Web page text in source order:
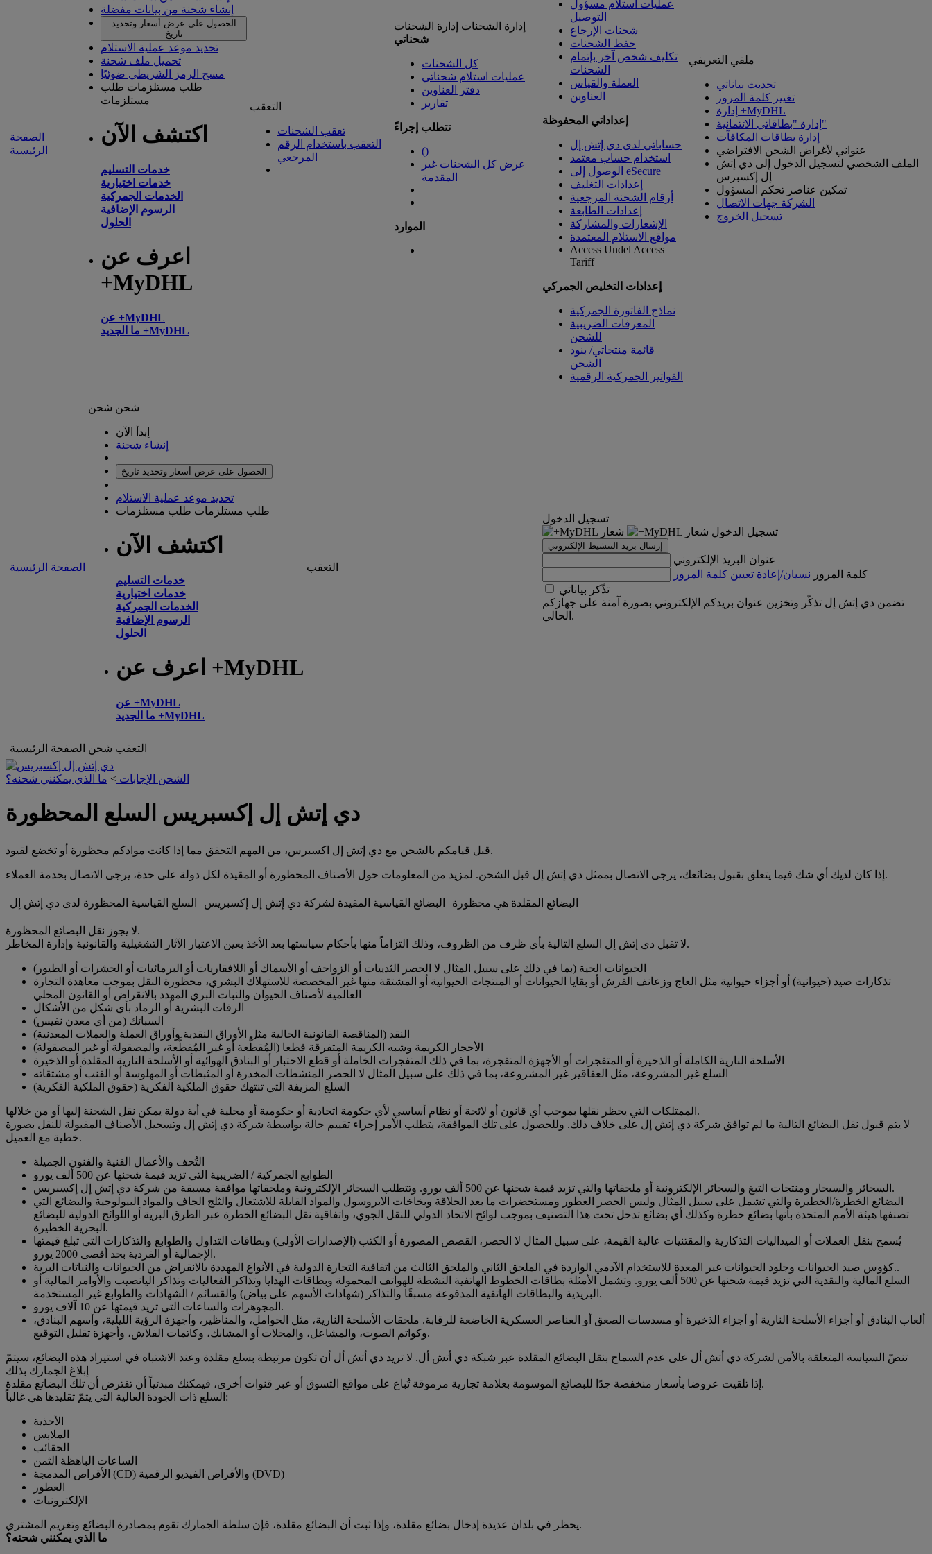
الصفحة
الرئيسية
إنشاء شحنة من بيانات مفضلة
الحصول على عرض أسعار وتحديد
تاريخ
تحديد موعد عملية الاستلام
تحميل ملف شحنة
مسح الرمز الشريطي ضوئيًا
طلب مستلزمات طلب
مستلزمات
اكتشف الآن
خدمات التسليم
خدمات اختيارية
الخدمات الجمركية
الرسوم الإضافية
الحلول
اعرف عن
+MyDHL
عن +MyDHL
ما الجديد +MyDHL
التعقب
تعقب الشحنات
التعقب باستخدام الرقم
المرجعي
إدارة الشحنات إدارة الشحنات
شحناتي
كل الشحنات
عمليات استلام شحناتي
دفتر العناوين
تقارير
تتطلب إجراءً
()
عرض كل الشحنات غير
المقدمة
الموارد
عمليات استلام مسؤول
التوصيل
شحنات الإرجاع
حفظ الشحنات
تكليف شخص آخر بإتمام
الشحنات
العملة والقياس
العناوين
إعداداتي المحفوظة
حساباتي لدى دي إتش إل
استخدام حساب معتمد
الوصول إلى eSecure
إعدادات التغليف
أرقام الشحنة المرجعية
إعدادات الطابعة
الإشعارات والمشاركة
مواقع الاستلام المعتمدة
Access Undel Access
Tariff
إعدادات التخليص الجمركي
نماذج الفاتورة الجمركية
المعرفات الضريبية
للشحن
قائمة منتجاتي/ بنود
الشحن
الفواتير الجمركية الرقمية
ملفي التعريفي
تحديث بياناتي
تغيير كلمة المرور
إدارة +MyDHL
إدارة "بطاقاتي الائتمانية"
إدارة بطاقات المكافآت
عنواني لأغراض الشحن الافتراضي
الملف الشخصي لتسجيل الدخول إلى دي إتش
إل إكسبرس
تمكين عناصر تحكم المسؤول
الشركة جهات الاتصال
تسجيل الخروج
الصفحة الرئيسية
شحن شحن
إبدأ الآن
إنشاء شحنة
الحصول على عرض أسعار وتحديد تاريخ
تحديد موعد عملية الاستلام
طلب مستلزمات طلب مستلزمات
اكتشف الآن
خدمات التسليم
خدمات اختيارية
الخدمات الجمركية
الرسوم الإضافية
الحلول
اعرف عن +MyDHL
عن +MyDHL
ما الجديد +MyDHL
التعقب
تسجيل الدخول
تسجيل الدخول
إرسال بريد التنشيط الإلكتروني
عنوان البريد الإلكتروني
كلمة المرور نسيان/إعادة تعيين كلمة المرور
تذّكر بياناتي
تضمن دي إتش إل تذكّر وتخزين عنوان بريدكم الإلكتروني بصورة آمنة على جهازكم
الحالي.
الصفحة الرئيسية شحن التعقب
الشحن الإجابات > ما الذي يمكنني شحنه؟
دي إتش إل إكسبريس السلع المحظورة
قبل قيامكم بالشحن مع دي إتش إل اكسبرس، من المهم التحقق مما إذا كانت موادكم محظورة أو تخضع لقيود.
إذا كان لديك أي شك فيما يتعلق بقبول بضائعك، يرجى الاتصال بممثل دي إتش إل قبل الشحن. لمزيد من المعلومات حول الأصناف المحظورة أو المقيدة لكل دولة على حدة، يرجى الاتصال بخدمة العملاء.
السلع القياسية المحظورة لدى دي إتش إل البضائع القياسية المقيدة لشركة دي إتش إل إكسبريس البضائع المقلدة هي محظورة
لا يجوز نقل البضائع المحظورة.
لا تقبل دي إتش إل السلع التالية بأي ظرف من الظروف، وذلك التزاماً منها بأحكام سياستها بعد الأخذ بعين الاعتبار الآثار التشغيلية والقانونية وإدارة المخاطر.
الحيوانات الحية (بما في ذلك على سبيل المثال لا الحصر الثدييات أو الزواحف أو الأسماك أو اللافقاريات أو البرمائيات أو الحشرات أو الطيور)
تذكارات صيد (حيوانية) أو أجزاء حيوانية مثل العاج وزعانف القرش أو بقايا الحيوانات أو المنتجات الحيوانية أو المشتقة منها غير المخصصة للاستهلاك البشري، محظورة النقل بموجب معاهدة التجارة
العالمية لأصناف الحيوان والنبات البري المهدد بالانقراض أو القانون المحلي
الرفات البشرية أو الرماد بأي شكل من الأشكال
السبائك (من أي معدن نفيس)
النقد (المناقصة القانونية الحالية مثل الأوراق النقدية وأوراق العملة والعملات المعدنية)
الأحجار الكريمة وشبه الكريمة المتفرقة قطعا (المُقطَّعة أو غير المُقطَّعة، والمصقولة أو غير المصقولة)
الأسلحة النارية الكاملة أو الذخيرة أو المتفجرات أو الأجهزة المتفجرة، بما في ذلك المتفجرات الخاملة أو قطع الاختبار أو البنادق الهوائية أو الأسلحة النارية المقلدة أو الذخيرة
السلع غير المشروعة، مثل العقاقير غير المشروعة، بما في ذلك على سبيل المثال لا الحصر المنشطات المخدرة أو المثبطات أو المهلوسة أو القنب أو مشتقاته
السلع المزيفة التي تنتهك حقوق الملكية الفكرية (حقوق الملكية الفكرية)
الممتلكات التي يحظر نقلها بموجب أي قانون أو لائحة أو نظام أساسي لأي حكومة اتحادية أو حكومية أو محلية في أية دولة يمكن نقل الشحنة إليها أو من خلالها.
لا يتم قبول نقل البضائع التالية ما لم توافق شركة دي إتش إل على خلاف ذلك. وللحصول على تلك الموافقة، يتطلب الأمر إجراء تقييم حالة بواسطة شركة دي إتش إل وتسجيل الأصناف المقبولة للنقل بصورة
خطية مع العميل.
التُحف والأعمال الفنية والفنون الجميلة
الطوابع الجمركية / الضريبية التي تزيد قيمة شحنها عن 500 ألف يورو
السجائر والسيجار ومنتجات التبغ والسجائر الإلكترونية أو ملحقاتها والتي تزيد قيمة شحنها عن 500 ألف يورو. وتتطلب السجائر الإلكترونية وملحقاتها موافقة مسبقة من شركة دي إتش إل إكسبريس.
البضائع الخطرة/الخطيرة والتي تشمل على سبيل المثال وليس الحصر العطور ومستحضرات ما بعد الحلاقة وبخاخات الايروسول والمواد القابلة للاشتعال والثلج الجاف والمواد البيولوجية والبضائع التي
تصنفها هيئة الأمم المتحدة بأنها بضائع خطرة وكذلك أي بضائع تدخل تحت هذا التصنيف بموجب لوائح الاتحاد الدولي للنقل الجوي، واتفاقية نقل البضائع الخطرة عبر الطرق البرية أو اللوائح الدولية للبضائع
البحرية الخطيرة.
يُسمح بنقل العملات أو الميداليات التذكارية والمقتنيات عالية القيمة، على سبيل المثال لا الحصر، القصص المصورة أو الكتب (الإصدارات الأولى) وبطاقات التداول والطوابع والتذكارات التي تبلغ قيمتها
الإجمالية أو الفردية بحد أقصى 2000 يورو.
كؤوس صيد الحيوانات وجلود الحيوانات غير المعدة للاستخدام الآدمي الواردة في الملحق الثاني والملحق الثالث من اتفاقية التجارة الدولية في الأنواع المهددة بالانقراض من الحيوانات والنباتات البرية..
السلع المالية والنقدية التي تزيد قيمة شحنها عن 500 ألف يورو. وتشمل الأمثلة بطاقات الخطوط الهاتفية النشطة للهواتف المحمولة وبطاقات الهدايا وتذاكر الفعاليات وتذاكر اليانصيب والأوامر المالية أو
البريدية والبطاقات الهاتفية المدفوعة مسبقًا والتذاكر (شهادات الأسهم على بياض) والقسائم / الشهادات والطوابع غير المستخدمة.
المجوهرات والساعات التي تزيد قيمتها عن 10 آلاف يورو.
ألعاب البنادق أو أجزاء الأسلحة النارية أو أجزاء الذخيرة أو مسدسات الصعق أو العناصر العسكرية الخاضعة للرقابة. ملحقات الأسلحة النارية، مثل الحوامل، والمناظير، وأجهزة الرؤية الليلية، وأسهم البنادق،
وكواتم الصوت، والمشاعل، والمجلات أو المشابك، وكاتمات الفلاش، وأجهزة تقليل التوقيع.
تنصّ السياسة المتعلقة بالأمن لشركة دي أتش أل على عدم السماح بنقل البضائع المقلدة عبر شبكة دي أتش أل. لا تريد دي أتش أل أن تكون مرتبطة بسلع مقلدة وعند الاشتباه في استيراد هذه البضائع، سيتمّ
إبلاغ الجمارك بذلك
إذا تلقيت عروضا بأسعار منخفضة جدًا للبضائع الموسومة بعلامة تجارية مرموقة تُباع على مواقع التسوق أو عبر قنوات أخرى، فيمكنك مبدئياً أن تفترض أن تلك البضائع مقلدة.
السلع ذات الجودة العالية التي يتمّ تقليدها هي غالباً:
الأحذية
الملابس
الحقائب
الساعات الباهظة الثمن
الأقراص المدمجة (CD) والأقراص الفيديو الرقمية (DVD)
العطور
الإلكترونيات
يحظر في بلدان عديدة إدخال بضائع مقلدة، وإذا ثبت أن البضائع مقلدة، فإن سلطة الجمارك تقوم بمصادرة البضائع وتغريم المشتري.
ما الذي يمكنني شحنه؟